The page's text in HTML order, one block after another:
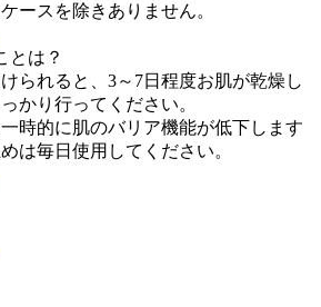
ースを除きありません。
とは？
られると、3～7日程度お肌が乾燥し
かり行ってください。
時的に肌のバリア機能が低下します
は毎日使用してください。